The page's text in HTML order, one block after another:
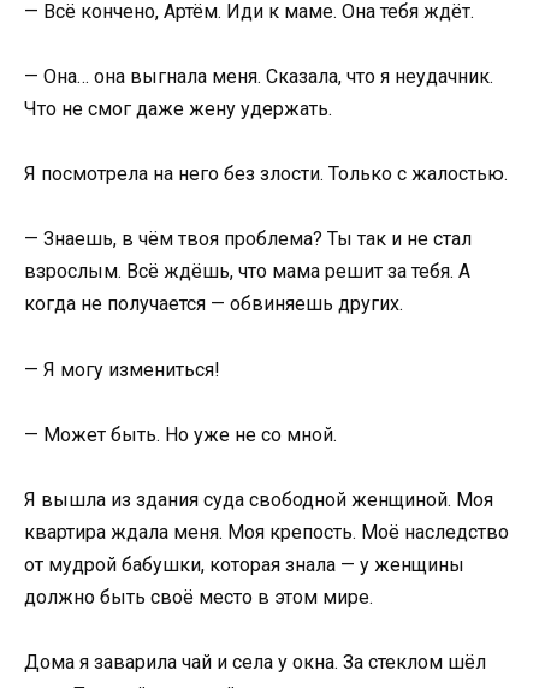
— Всё кончено, Артём. Иди к маме. Она тебя ждёт.
— Она… она выгнала меня. Сказала, что я неудачник.
Что не смог даже жену удержать.
Я посмотрела на него без злости. Только с жалостью.
— Знаешь, в чём твоя проблема? Ты так и не стал
взрослым. Всё ждёшь, что мама решит за тебя. А
когда не получается — обвиняешь других.
— Я могу измениться!
— Может быть. Но уже не со мной.
Я вышла из здания суда свободной женщиной. Моя
квартира ждала меня. Моя крепость. Моё наследство
от мудрой бабушки, которая знала — у женщины
должно быть своё место в этом мире.
Дома я заварила чай и села у окна. За стеклом шёл